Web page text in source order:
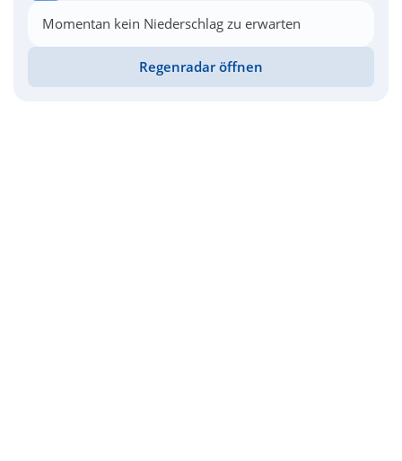
Momentan kein Niederschlag zu erwarten
Regenradar öffnen